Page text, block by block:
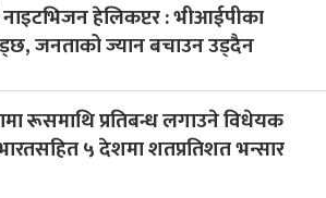
हेलिकप्टर : भीआईपीका
जनताको ज्यान बचाउन उड्दैन
रूसमाथि प्रतिबन्ध लगाउने विधेयक
५ देशमा शतप्रतिशत भन्सार